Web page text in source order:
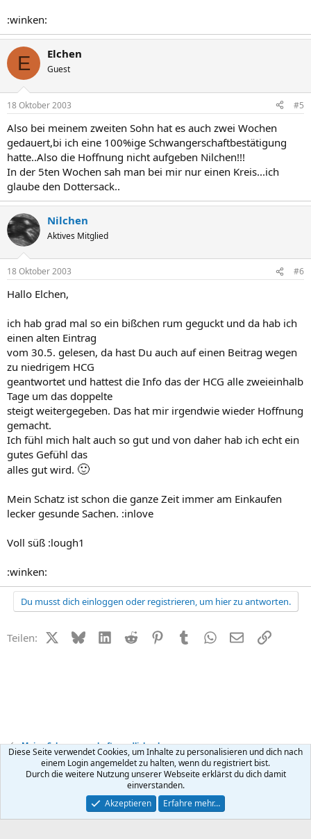
:winken:
E Elchen
Guest
18 Oktober 2003 #5
Also bei meinem zweiten Sohn hat es auch zwei Wochen
gedauert,bi ich eine 100%ige Schwangerschaftbestätigung
hatte..Also die Hoffnung nicht aufgeben Nilchen!!!
In der 5ten Wochen sah man bei mir nur einen Kreis...ich
glaube den Dottersack..
Nilchen
Aktives Mitglied
18 Oktober 2003 #6
Hallo Elchen,
ich hab grad mal so ein bißchen rum geguckt und da hab ich
einen alten Eintrag
vom 30.5. gelesen, da hast Du auch auf einen Beitrag wegen
zu niedrigem HCG
geantwortet und hattest die Info das der HCG alle zweieinhalb
Tage um das doppelte
steigt weitergegeben. Das hat mir irgendwie wieder Hoffnung
gemacht.
Ich fühl mich halt auch so gut und von daher hab ich echt ein
gutes Gefühl das
alles gut wird. 🙂
Mein Schatz ist schon die ganze Zeit immer am Einkaufen
lecker gesunde Sachen. :inlove
Voll süß :lough1
:winken:
Du musst dich einloggen oder registrieren, um hier zu antworten.
Teilen: X (Twitter)
BlueskyLinkedIn
Reddit PinterestTumblr WhatsApp
E-MailLink
Meine Schwangerschaft - endlich schwanger
Kontakt Nutzungsbedingungen Datenschutz Hilfe
R
Community platform by XenForo ® © 2010-2026 XenForo Ltd.
Diese Seite verwendet Cookies, um Inhalte zu personalisieren und dich nach
einem Login angemeldet zu halten, wenn du registriert bist.
Durch die weitere Nutzung unserer Webseite erklärst du dich damit
einverstanden.
Akzeptieren
Erfahre mehr…